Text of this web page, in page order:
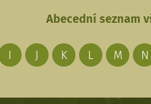
Abecední seznam
I J K L M N